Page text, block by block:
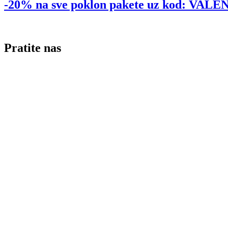
-20% na sve poklon pakete uz kod:
Pratite nas